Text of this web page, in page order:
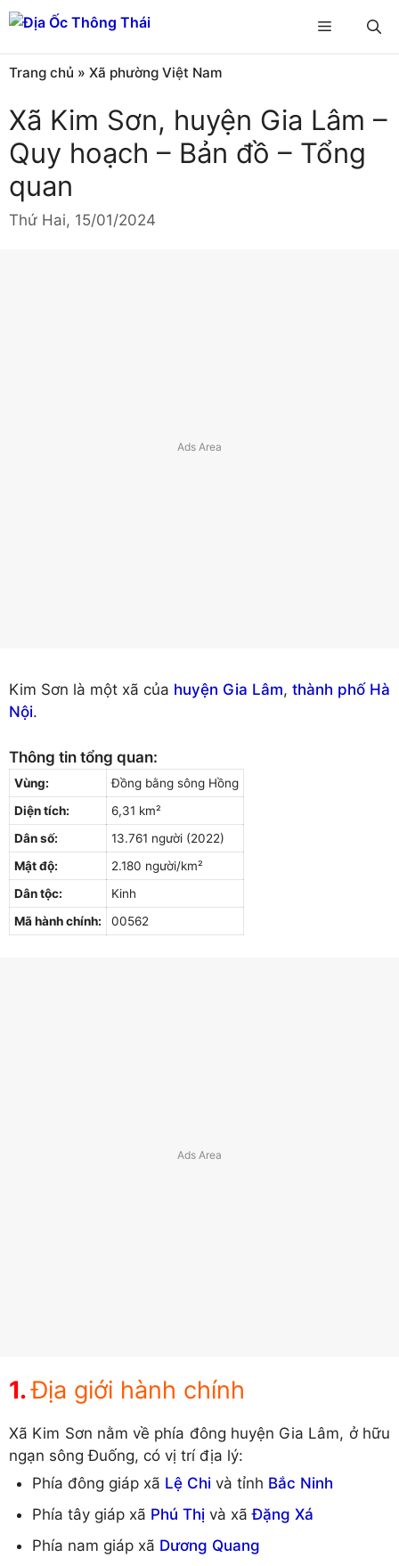
Chuyển
đến
nội
dung
Menu
Trang chủ » Xã phường Việt Nam
Xã Kim Sơn, huyện Gia Lâm –
Quy hoạch – Bản đồ – Tổng
quan
Thứ Hai, 15/01/2024
Kim Sơn là một xã của huyện Gia Lâm, thành phố Hà
Nội.
Thông tin tổng quan:
Vùng:
Đồng bằng sông Hồng
Diện tích:
6,31 km²
Dân số:
13.761 người (2022)
Mật độ:
2.180 người/km²
Dân tộc:
Kinh
Mã hành chính:
00562
Địa giới hành chính
Xã Kim Sơn nằm về phía đông huyện Gia Lâm, ở hữu
ngạn sông Đuống, có vị trí địa lý:
Phía đông giáp xã Lệ Chivà tỉnh Bắc Ninh
Phía tây giáp xã Phú Thịvà xãĐặng Xá
Phía nam giáp xã Dương Quang